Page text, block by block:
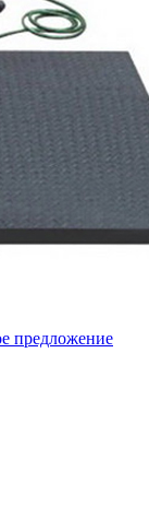
предложение